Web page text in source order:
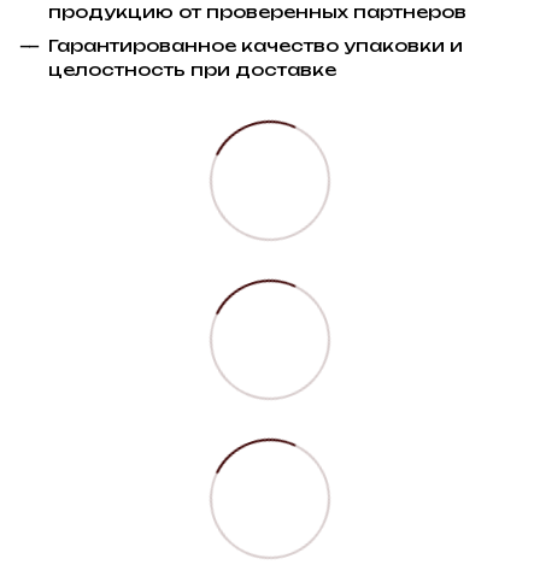
продукцию от проверенных партнеров
Гарантированное качество упаковки и
целостность при доставке